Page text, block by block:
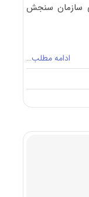
سازمان سنجش
ادامه مطلب…